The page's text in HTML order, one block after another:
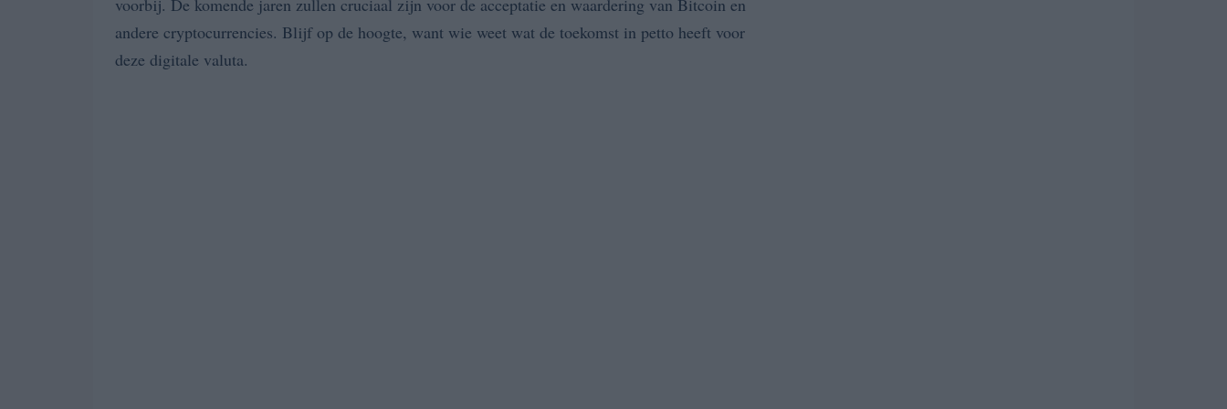
voorbij. De komende jaren zullen cruciaal zijn voor de acceptatie en waardering van Bitcoin en
andere cryptocurrencies. Blijf op de hoogte, want wie weet wat de toekomst in petto heeft voor
deze digitale valuta.